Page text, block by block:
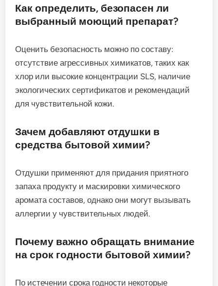
Как определить, безопасен ли
выбранный моющий препарат?
Оценить безопасность можно по составу:
отсутствие агрессивных химикатов, таких как
хлор или высокие концентрации SLS, наличие
экологических сертификатов и рекомендаций
для чувствительной кожи.
Зачем добавляют отдушки в
средства бытовой химии?
Отдушки применяют для придания приятного
запаха продукту и маскировки химического
аромата составов, однако они могут вызывать
аллергии у чувствительных людей.
Почему важно обращать внимание
на срок годности бытовой химии?
По истечении срока годности некоторые